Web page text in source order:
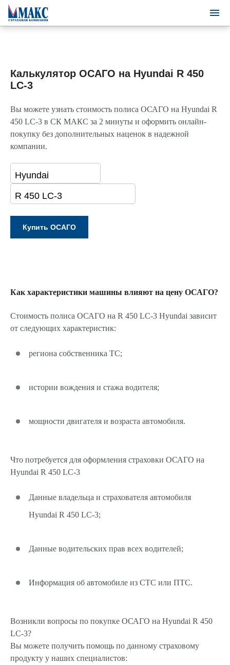
Калькулятор ОСАГО на Hyundai R 450
LC-3
Вы можете узнать стоимость полиса ОСАГО на Hyundai R
450 LC-3 в СК МАКС за 2 минуты и оформить онлайн-
покупку без дополнительных наценок в надежной
компании.
Как характеристики машины влияют на цену ОСАГО?
Стоимость полиса ОСАГО на R 450 LC-3 Hyundai зависит
от следующих характеристик:
региона собственника ТС;
истории вождения и стажа водителя;
мощности двигателя и возраста автомобиля.
Что потребуется для оформления страховки ОСАГО на
Hyundai R 450 LC-3
Данные владельца и страхователя автомобиля
Hyundai R 450 LC-3;
Данные водительских прав всех водителей;
Информация об автомобиле из СТС или ПТС.
Возникли вопросы по покупке ОСАГО на Hyundai R 450
LC-3?
Вы можете получить помощь по данному страховому
продукту у наших специалистов: